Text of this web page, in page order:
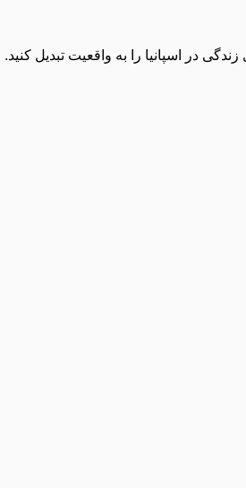
در اسپانیا را به واقعیت تبدیل کنید.